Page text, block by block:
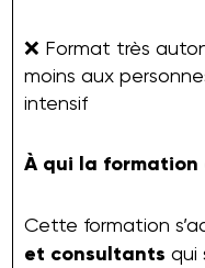
❌ Format très
moins aux
intensif
À qui la formation
Cette formation
et consultants qui